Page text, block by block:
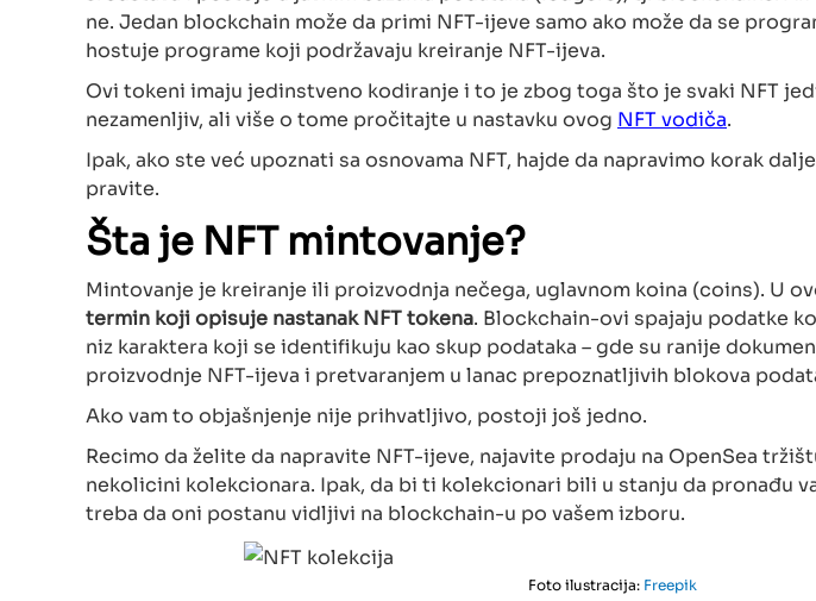
ne. Jedan blockchain može da primi NFT-ijeve samo ako može da se
hostuje programe koji podržavaju kreiranje NFT-ijeva.
Ovi tokeni imaju jedinstveno kodiranje i to je zbog toga što je svaki NFT
nezamenljiv, ali više o tome pročitajte u nastavku ovog NFT vodiča.
Ipak, ako ste već upoznati sa osnovama NFT, hajde da napravimo korak
pravite.
Šta je NFT mintovanje?
Mintovanje je kreiranje ili proizvodnja nečega, uglavnom koina (coins). U
termin koji opisuje nastanak NFT tokena. Blockchain-ovi spajaju podatke
niz karaktera koji se identifikuju kao skup podataka – gde su ranije
proizvodnje NFT-ijeva i pretvaranjem u lanac prepoznatljivih blokova
Ako vam to objašnjenje nije prihvatljivo, postoji još jedno.
Recimo da želite da napravite NFT-ijeve, najavite prodaju na OpenSea
nekolicini kolekcionara. Ipak, da bi ti kolekcionari bili u stanju da pronađu
treba da oni postanu vidljivi na blockchain-u po vašem izboru.
Foto ilustracija: Freepik